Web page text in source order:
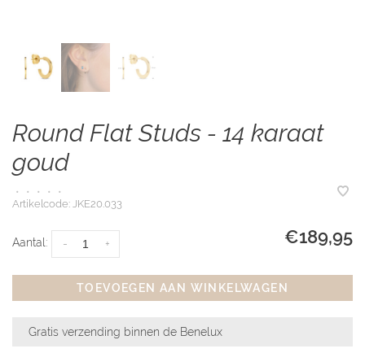
Round Flat Studs - 14 karaat
goud
• • • •
•
Artikelcode: JKE20.033
Aantal: +
- €189,95
TOEVOEGEN AAN WINKELWAGEN
Gratis verzending binnen de Benelux